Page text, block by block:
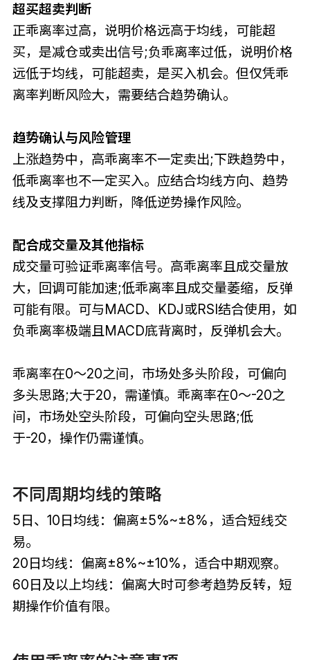
超买超卖判断
正乖离率过高，说明价格远高于均线，可能超
买，是减仓或卖出信号;负乖离率过低，说明价格
远低于均线，可能超卖，是买入机会。但仅凭乖
离率判断风险大，需要结合趋势确认。
趋势确认与风险管理
上涨趋势中，高乖离率不一定卖出;下跌趋势中，
低乖离率也不一定买入。应结合均线方向、趋势
线及支撑阻力判断，降低逆势操作风险。
配合成交量及其他指标
成交量可验证乖离率信号。高乖离率且成交量放
大，回调可能加速;低乖离率且成交量萎缩，反弹
可能有限。可与MACD、KDJ或RSI结合使用，如
负乖离率极端且MACD底背离时，反弹机会大。
乖离率在0～20之间，市场处多头阶段，可偏向
多头思路;大于20，需谨慎。乖离率在0～-20之
间，市场处空头阶段，可偏向空头思路;低
于-20，操作仍需谨慎。
不同周期均线的策略
5日、10日均线：偏离±5%~±8%，适合短线交
易。
20日均线：偏离±8%~±10%，适合中期观察。
60日及以上均线：偏离大时可参考趋势反转，短
期操作价值有限。